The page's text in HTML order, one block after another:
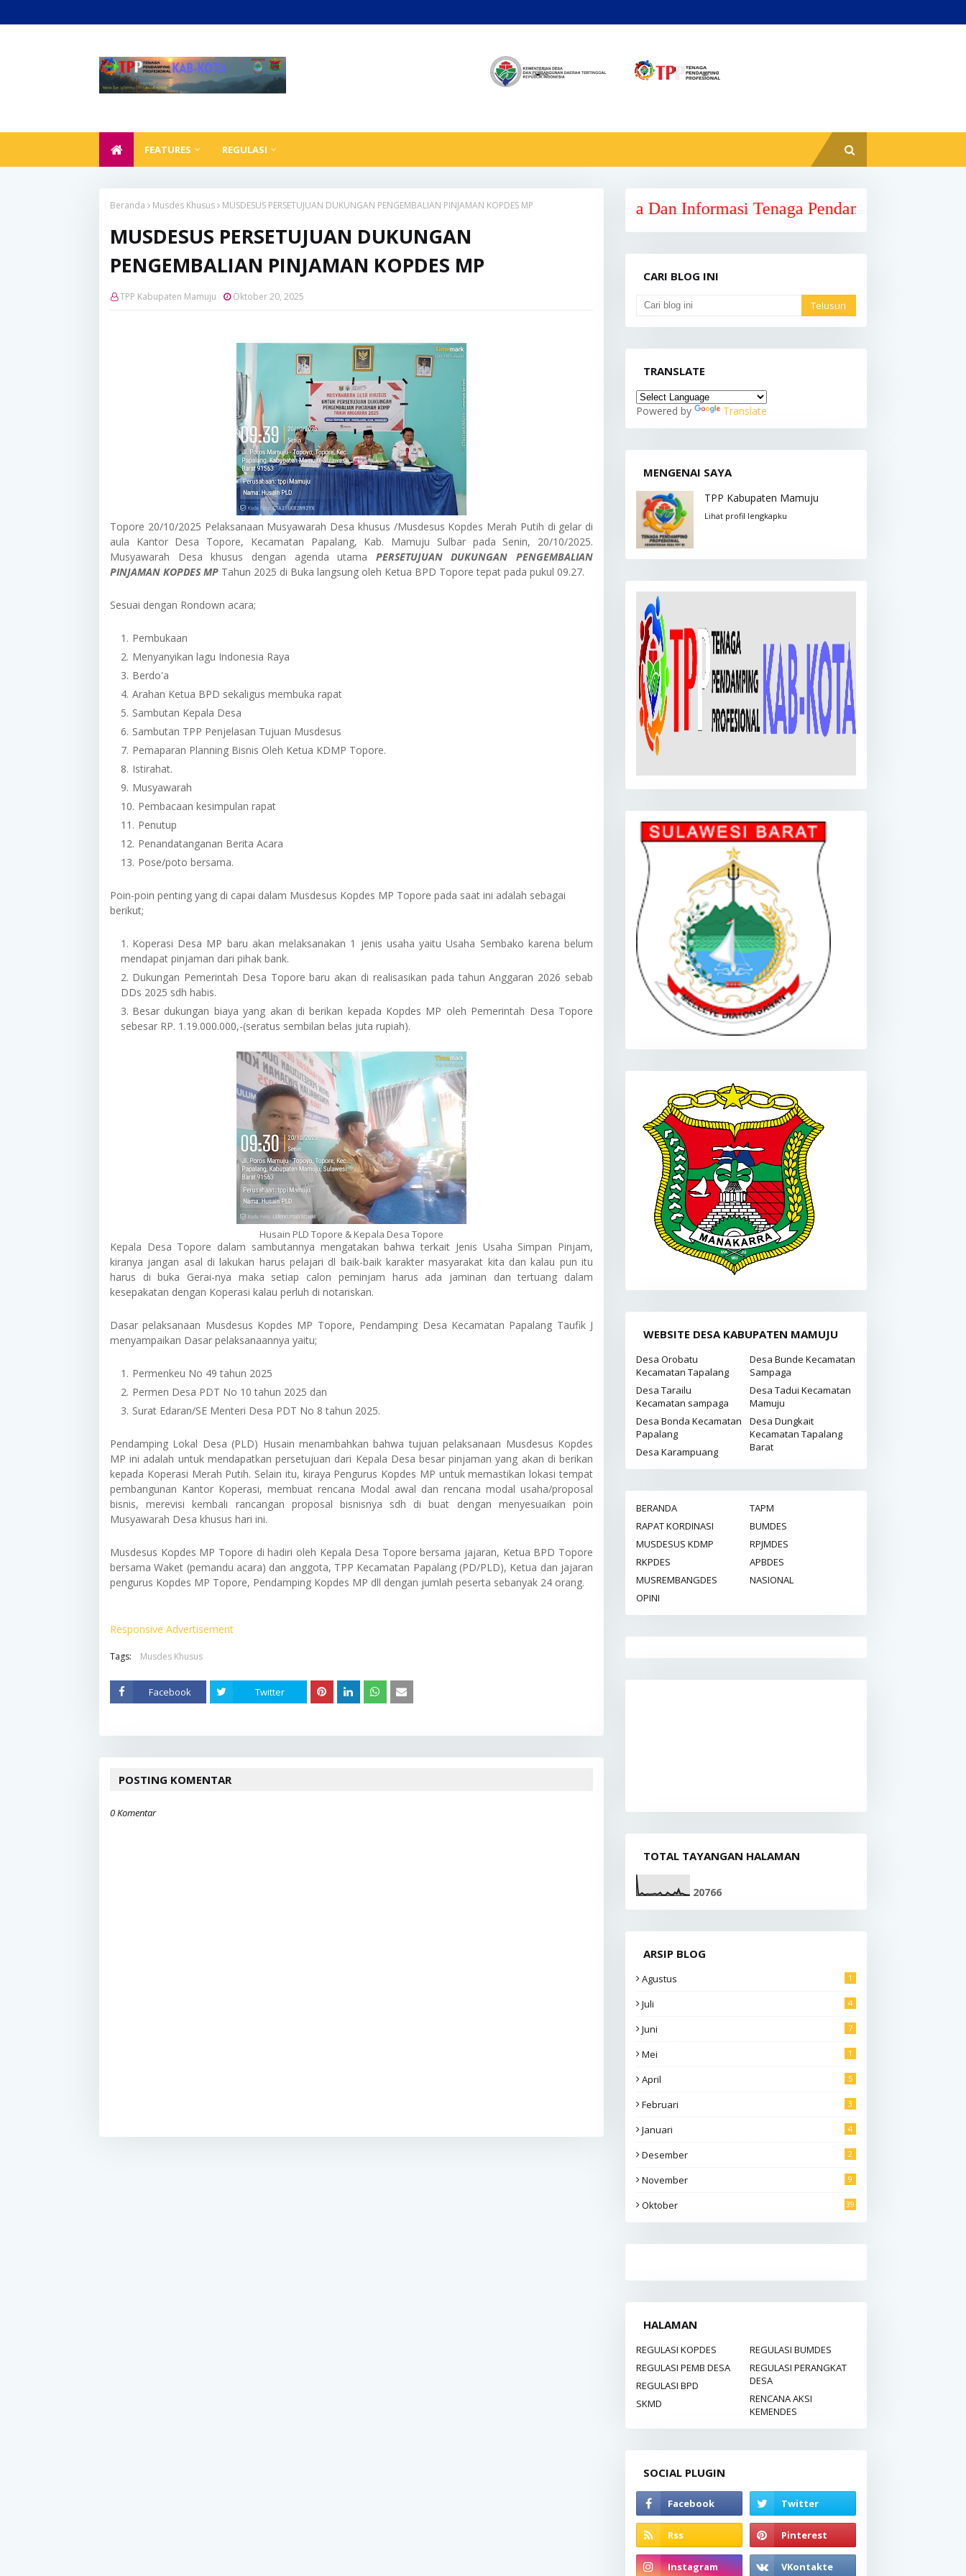
FEATURES REGULASI
Beranda Musdes Khusus MUSDESUS PERSETUJUAN DUKUNGAN PENGEMBALIAN PINJAMAN KOPDES MP
MUSDESUS PERSETUJUAN DUKUNGAN
PENGEMBALIAN PINJAMAN KOPDES MP
TPP Kabupaten Mamuju Oktober 20, 2025
Topore 20/10/2025 Pelaksanaan Musyawarah Desa khusus /Musdesus Kopdes Merah Putih di gelar di
aula Kantor Desa Topore, Kecamatan Papalang, Kab. Mamuju Sulbar pada Senin, 20/10/2025.
Musyawarah Desa khusus dengan agenda utama PERSETUJUAN DUKUNGAN PENGEMBALIAN
PINJAMAN KOPDES MP Tahun 2025 di Buka langsung oleh Ketua BPD Topore tepat pada pukul 09.27.
Sesuai dengan Rondown acara;
Pembukaan
Menyanyikan lagu Indonesia Raya
Berdo'a
Arahan Ketua BPD sekaligus membuka rapat
Sambutan Kepala Desa
Sambutan TPP Penjelasan Tujuan Musdesus
Pemaparan Planning Bisnis Oleh Ketua KDMP Topore.
Istirahat.
Musyawarah
Pembacaan kesimpulan rapat
Penutup
Penandatanganan Berita Acara
Pose/poto bersama.
Poin-poin penting yang di capai dalam Musdesus Kopdes MP Topore pada saat ini adalah sebagai
berikut;
Koperasi Desa MP baru akan melaksanakan 1 jenis usaha yaitu Usaha Sembako karena belum
mendapat pinjaman dari pihak bank.
Dukungan Pemerintah Desa Topore baru akan di realisasikan pada tahun Anggaran 2026 sebab
DDs 2025 sdh habis.
Besar dukungan biaya yang akan di berikan kepada Kopdes MP oleh Pemerintah Desa Topore
sebesar RP. 1.19.000.000,-(seratus sembilan belas juta rupiah).
Husain PLD Topore & Kepala Desa Topore
Kepala Desa Topore dalam sambutannya mengatakan bahwa terkait Jenis Usaha Simpan Pinjam,
kiranya jangan asal di lakukan harus pelajari dl baik-baik karakter masyarakat kita dan kalau pun itu
harus di buka Gerai-nya maka setiap calon peminjam harus ada jaminan dan tertuang dalam
kesepakatan dengan Koperasi kalau perluh di notariskan.
Dasar pelaksanaan Musdesus Kopdes MP Topore, Pendamping Desa Kecamatan Papalang Taufik J
menyampaikan Dasar pelaksanaannya yaitu;
Permenkeu No 49 tahun 2025
Permen Desa PDT No 10 tahun 2025 dan
Surat Edaran/SE Menteri Desa PDT No 8 tahun 2025.
Pendamping Lokal Desa (PLD) Husain menambahkan bahwa tujuan pelaksanaan Musdesus Kopdes
MP ini adalah untuk mendapatkan persetujuan dari Kepala Desa besar pinjaman yang akan di berikan
kepada Koperasi Merah Putih. Selain itu, kiraya Pengurus Kopdes MP untuk memastikan lokasi tempat
pembangunan Kantor Koperasi, membuat rencana Modal awal dan rencana modal usaha/proposal
bisnis, merevisi kembali rancangan proposal bisnisnya sdh di buat dengan menyesuaikan poin
Musyawarah Desa khusus hari ini.
Musdesus Kopdes MP Topore di hadiri oleh Kepala Desa Topore bersama jajaran, Ketua BPD Topore
bersama Waket (pemandu acara) dan anggota, TPP Kecamatan Papalang (PD/PLD), Ketua dan jajaran
pengurus Kopdes MP Topore, Pendamping Kopdes MP dll dengan jumlah peserta sebanyak 24 orang.
Responsive Advertisement
Tags: Musdes Khusus
Facebook Twitter
POSTING KOMENTAR
0 Komentar
Selamat Datang Di Media Dan Informasi Tenaga Pendamping Profesional
CARI BLOG INI
TRANSLATE
Powered by Translate
MENGENAI SAYA
TPP Kabupaten Mamuju
Lihat profil lengkapku
WEBSITE DESA KABUPATEN MAMUJU
Desa Orobatu
Kecamatan Tapalang
Desa Bunde Kecamatan
Sampaga
Desa Tarailu
Kecamatan sampaga
Desa Tadui Kecamatan
Mamuju
Desa Bonda Kecamatan
Papalang
Desa Dungkait
Kecamatan Tapalang
Barat
Desa Karampuang
BERANDA
TAPM
RAPAT KORDINASI
BUMDES
MUSDESUS KDMP
RPJMDES
RKPDES
APBDES
MUSREMBANGDES
NASIONAL
OPINI
TOTAL TAYANGAN HALAMAN
20766
ARSIP BLOG
Agustus 1
Juli 4
Juni 7
Mei 1
April 5
Februari 3
Januari 4
Desember 2
November 9
Oktober 39
HALAMAN
REGULASI KOPDES
REGULASI BUMDES
REGULASI PEMB DESA
REGULASI PERANGKAT
DESA
REGULASI BPD
RENCANA AKSI
KEMENDES
SKMD
SOCIAL PLUGIN